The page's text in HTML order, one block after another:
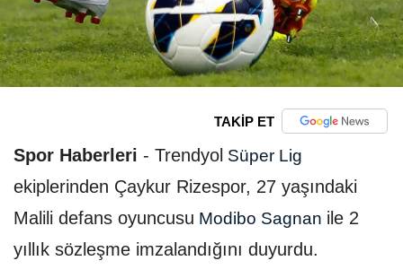
TAKİP ET
Spor Haberleri - Trendyol Süper Lig
ekiplerinden Çaykur Rizespor, 27 yaşındaki
Malili defans oyuncusu Modibo Sagnan ile 2
yıllık sözleşme imzalandığını duyurdu.